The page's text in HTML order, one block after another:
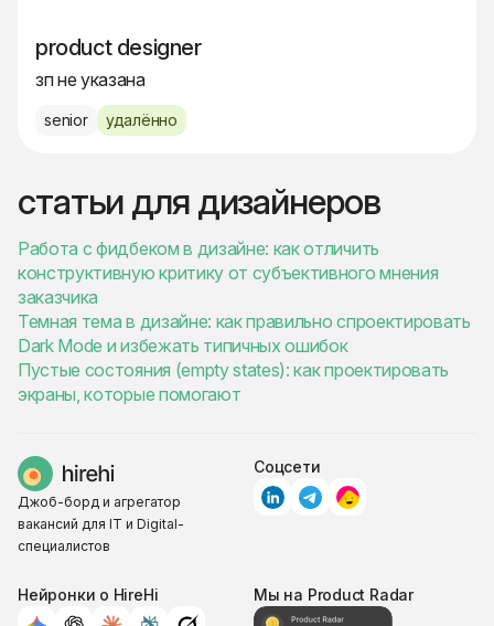
product designer
зп не указана
senior удалённо
статьи для дизайнеров
Работа с фидбеком в дизайне: как отличить
конструктивную критику от субъективного мнения
заказчика
Темная тема в дизайне: как правильно спроектировать
Dark Mode и избежать типичных ошибок
Пустые состояния (empty states): как проектировать
экраны, которые помогают
Джоб-борд и агрегатор
вакансий для IT и Digital-
специалистов
Соцсети
Нейронки о HireHi Мы на Product Radar